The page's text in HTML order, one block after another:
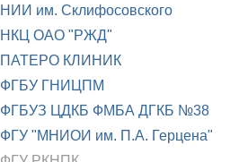
НИИ им. Склифосовского
НКЦ ОАО "РЖД"
ПАТЕРО КЛИНИК
ФГБУ ГНИЦПМ
ФГБУЗ ЦДКБ ФМБА ДГКБ №38
ФГУ "МНИОИ им. П.А. Герцена"